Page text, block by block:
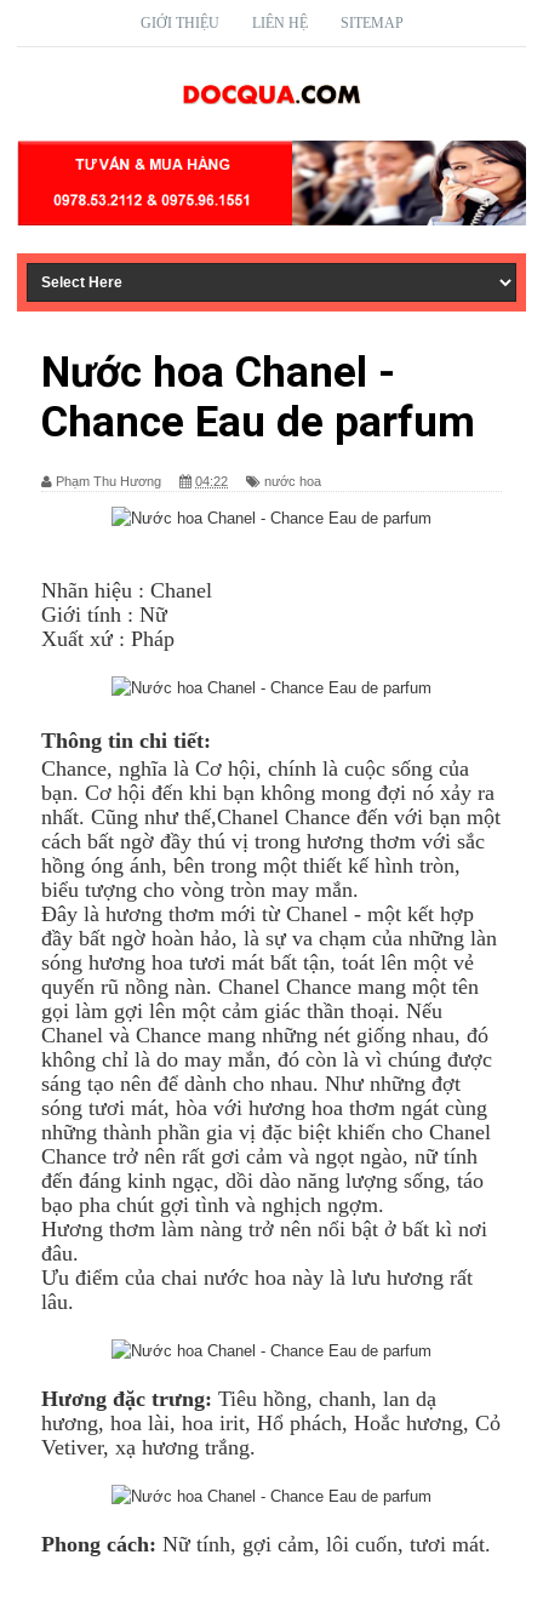
GIỚI THIỆU LIÊN HỆ SITEMAP
Nước hoa Chanel -
Chance Eau de parfum
Phạm Thu Hương 04:22 nước hoa
Nhãn hiệu : Chanel
Giới tính : Nữ
Xuất xứ : Pháp
Thông tin chi tiết:
Chance, nghĩa là Cơ hội, chính là cuộc sống của
bạn. Cơ hội đến khi bạn không mong đợi nó xảy ra
nhất. Cũng như thế,Chanel Chance đến với bạn một
cách bất ngờ đầy thú vị trong hương thơm với sắc
hồng óng ánh, bên trong một thiết kế hình tròn,
biểu tượng cho vòng tròn may mắn.
Đây là hương thơm mới từ Chanel - một kết hợp
đầy bất ngờ hoàn hảo, là sự va chạm của những làn
sóng hương hoa tươi mát bất tận, toát lên một vẻ
quyến rũ nồng nàn. Chanel Chance mang một tên
gọi làm gợi lên một cảm giác thần thoại. Nếu
Chanel và Chance mang những nét giống nhau, đó
không chỉ là do may mắn, đó còn là vì chúng được
sáng tạo nên để dành cho nhau. Như những đợt
sóng tươi mát, hòa với hương hoa thơm ngát cùng
những thành phần gia vị đặc biệt khiến cho Chanel
Chance trở nên rất gơi cảm và ngọt ngào, nữ tính
đến đáng kinh ngạc, dồi dào năng lượng sống, táo
bạo pha chút gợi tình và nghịch ngợm.
Hương thơm làm nàng trở nên nổi bật ở bất kì nơi
đâu.
Ưu điểm của chai nước hoa này là lưu hương rất
lâu.
Hương đặc trưng: Tiêu hồng, chanh, lan dạ
hương, hoa lài, hoa irit, Hổ phách, Hoắc hương, Cỏ
Vetiver, xạ hương trắng.
Phong cách: Nữ tính, gợi cảm, lôi cuốn, tươi mát.